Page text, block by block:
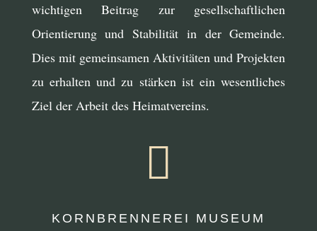
wichtigen Beitrag zur gesellschaftlichen
Orientierung und Stabilität in der Gemeinde.
Dies mit gemeinsamen Aktivitäten und Projekten
zu erhalten und zu stärken ist ein wesentliches
Ziel der Arbeit des Heimatvereins.

KORNBRENNEREI MUSEUM